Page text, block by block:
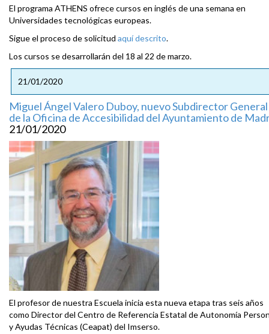
El programa ATHENS ofrece cursos en inglés de una semana en
Universidades tecnológicas europeas.
Sigue el proceso de solicitud aquí descrito.
Los cursos se desarrollarán del 18 al 22 de marzo.
21/01/2020
Miguel Ángel Valero Duboy, nuevo Subdirector General
de la Oficina de Accesibilidad del Ayuntamiento de
21/01/2020
El profesor de nuestra Escuela inicia esta nueva etapa tras seis años
como Director del Centro de Referencia Estatal de Autonomía
y Ayudas Técnicas (Ceapat) del Imserso.